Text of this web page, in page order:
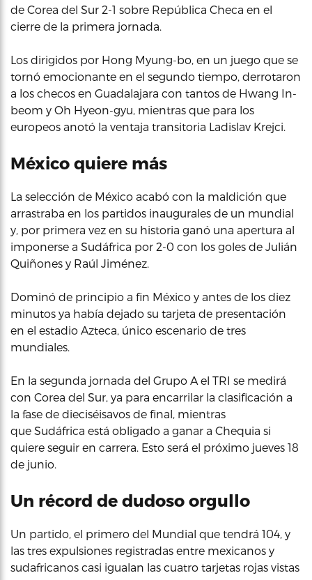
de Corea del Sur 2-1 sobre República Checa en el
cierre de la primera jornada.
Los dirigidos por Hong Myung-bo, en un juego que se
tornó emocionante en el segundo tiempo, derrotaron
a los checos en Guadalajara con tantos de Hwang In-
beom y Oh Hyeon-gyu, mientras que para los
europeos anotó la ventaja transitoria Ladislav Krejci.
México quiere más
La selección de México acabó con la maldición que
arrastraba en los partidos inaugurales de un mundial
y, por primera vez en su historia ganó una apertura al
imponerse a Sudáfrica por 2-0 con los goles de Julián
Quiñones y Raúl Jiménez.
Dominó de principio a fin México y antes de los diez
minutos ya había dejado su tarjeta de presentación
en el estadio Azteca, único escenario de tres
mundiales.
En la segunda jornada del Grupo A el TRI se medirá
con Corea del Sur, ya para encarrilar la clasificación a
la fase de dieciséisavos de final, mientras
que Sudáfrica está obligado a ganar a Chequia si
quiere seguir en carrera. Esto será el próximo jueves 18
de junio.
Un récord de dudoso orgullo
Un partido, el primero del Mundial que tendrá 104, y
las tres expulsiones registradas entre mexicanos y
sudafricanos casi igualan las cuatro tarjetas rojas vistas